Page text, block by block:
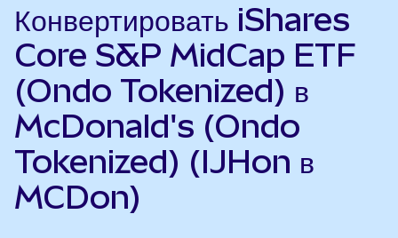
Конвертировать iShares
Core S&P MidCap ETF
(Ondo Tokenized) в
McDonald's (Ondo
Tokenized) (IJHon в
MCDon)